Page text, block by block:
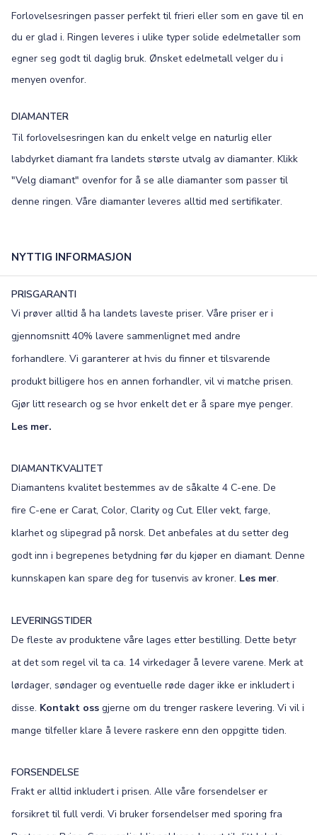
Old English Bookman
Colonna Edwardian
Script MT
Forlovelsesringen passer perfekt til frieri eller som en gave til en
du er glad i. Ringen leveres i ulike typer solide edelmetaller som
egner seg godt til daglig bruk. Ønsket edelmetall velger du i
menyen ovenfor.
DIAMANTER
Til forlovelsesringen kan du enkelt velge en naturlig eller
labdyrket diamant fra landets største utvalg av diamanter. Klikk
"Velg diamant" ovenfor for å se alle diamanter som passer til
denne ringen. Våre diamanter leveres alltid med sertifikater.
NYTTIG INFORMASJON
PRISGARANTI
Vi prøver alltid å ha landets laveste priser. Våre priser er i
gjennomsnitt 40% lavere sammenlignet med andre
forhandlere. Vi garanterer at hvis du finner et tilsvarende
produkt billigere hos en annen forhandler, vil vi matche prisen.
Gjør litt research og se hvor enkelt det er å spare mye penger.
Les mer.
DIAMANTKVALITET
Diamantens kvalitet bestemmes av de såkalte 4 C-ene. De
fire C-ene er Carat, Color, Clarity og Cut. Eller vekt, farge,
klarhet og slipegrad på norsk. Det anbefales at du setter deg
godt inn i begrepenes betydning før du kjøper en diamant. Denne
kunnskapen kan spare deg for tusenvis av kroner. Les mer.
LEVERINGSTIDER
De fleste av produktene våre lages etter bestilling. Dette betyr
at det som regel vil ta ca. 14 virkedager å levere varene. Merk at
lørdager, søndager og eventuelle røde dager ikke er inkludert i
disse. Kontakt oss gjerne om du trenger raskere levering. Vi vil i
mange tilfeller klare å levere raskere enn den oppgitte tiden.
FORSENDELSE
Frakt er alltid inkludert i prisen. Alle våre forsendelser er
forsikret til full verdi. Vi bruker forsendelser med sporing fra